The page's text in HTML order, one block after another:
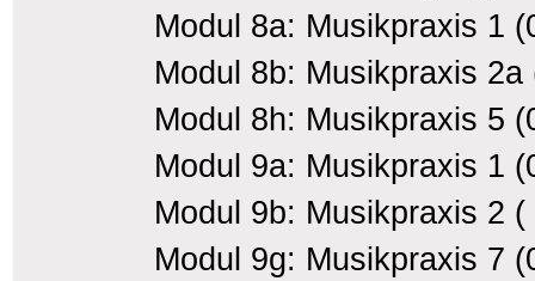
Modul 8a: Musikpraxis 1
Modul 8b: Musikpraxis
Modul 8h: Musikpraxis 5
Modul 9a: Musikpraxis 1
Modul 9b: Musikpraxis 2
Modul 9g: Musikpraxis 7